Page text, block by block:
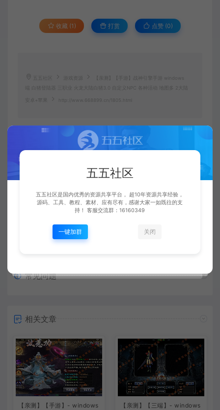
收藏 (1) 打赏 点赞 (0)
五五社区 游戏资源
【亲测】【手游】战神引擎手游 windows
端 白猪登陆器 三职业 火龙大陆白猪3.0 自定义NPC 各种活动 地图多 2大陆
http://www.668899.cn/1805.html
五五社区 生成海报 复制本文链接
常见问题
相关文章
【亲测】【手游】- windows
【亲测】【三端】- windows
五五社区
五五社区是国内优秀的资源共享平台， 超10年资源共享经验，
源码、工具、教程、素材、应有尽有，感谢大家一如既往的支
持！ 客服交流群：16160349
一键加群 关闭